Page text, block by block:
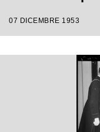
con la regia di
07 DICEMBRE 1953